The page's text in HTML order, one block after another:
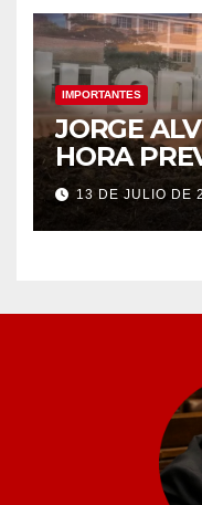
IMPORTANTES
JORGE
HORA
12 DE JULIO
13 DE JULIO DE